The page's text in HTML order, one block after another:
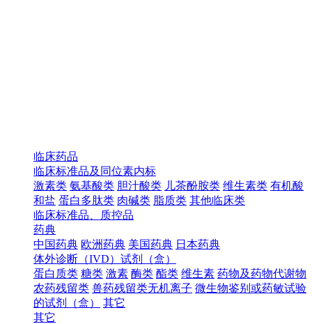
临床药品
临床标准品及同位素内标
激素类 氨基酸类 胆汁酸类 儿茶酚胺类 维生素类 有机酸
和盐 蛋白多肽类 肉碱类 脂质类 其他临床类
临床标准品、质控品
药典
中国药典 欧洲药典 美国药典 日本药典
体外诊断（IVD）试剂（盒）
蛋白质类 糖类 激素 酶类 酯类 维生素 药物及药物代谢物
农药残留类 兽药残留类无机离子 微生物鉴别或药敏试验
的试剂（盒）
其它
其它